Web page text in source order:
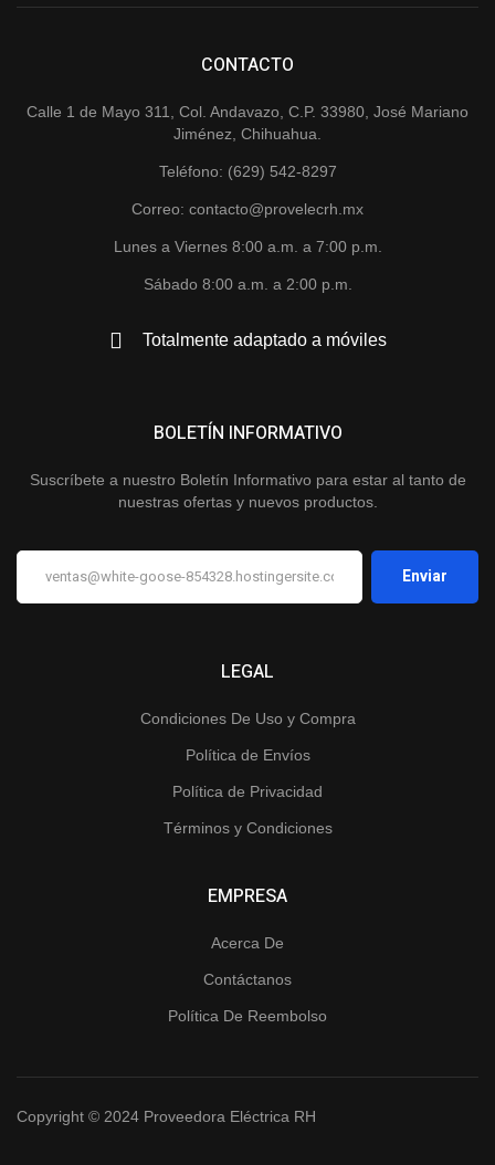
CONTACTO
Calle 1 de Mayo 311, Col. Andavazo, C.P. 33980, José Mariano
Jiménez, Chihuahua.
Teléfono: (629) 542-8297
Correo: contacto@provelecrh.mx
Lunes a Viernes 8:00 a.m. a 7:00 p.m.
Sábado 8:00 a.m. a 2:00 p.m.
Totalmente adaptado a móviles
LEGAL
Condiciones De Uso y Compra
Política de Envíos
Política de Privacidad
Términos y Condiciones
EMPRESA
Acerca De
Contáctanos
Política De Reembolso
BOLETÍN INFORMATIVO
Suscríbete a nuestro Boletín Informativo para estar al tanto de
nuestras ofertas y nuevos productos.
Copyright © 2024 Proveedora Eléctrica RH